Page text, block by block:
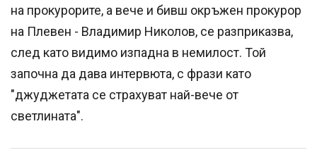
на прокурорите, а вече и бивш окръжен прокурор
на Плевен - Владимир Николов, се разприказва,
след като видимо изпадна в немилост. Той
започна да дава интервюта, с фрази като
"джуджетата се страхуват най-вече от
светлината".